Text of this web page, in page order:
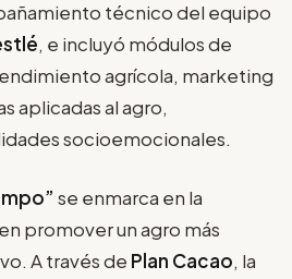
técnico del equipo
, e incluyó módulos de
agrícola, marketing
aplicadas al agro,
socioemocionales.
se enmarca en la
promover un agro más
A través de Plan Cacao, la